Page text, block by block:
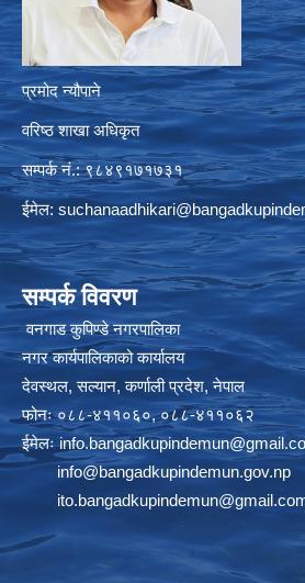
प्रमोद न्यौपाने
वरिष्ठ शाखा अधिकृत
सम्पर्क नं.: ९८४९१७१७३१
ईमेल:
सम्पर्क विवरण
वनगाड कुपिण्डे नगरपालिका
नगर कार्यपालिकाको कार्यालय
देवस्थल, सल्यान, कर्णाली प्रदेश, नेपाल
फोनः ०८८-४११०६०, ०८८-४११०६२
ईमेलः
info@bangadkupindemun.gov.np